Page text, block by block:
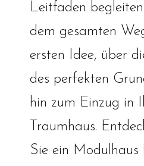
Leitfaden
dem gesamten
ersten Idee, über
des perfekten
hin zum Einzug in
Traumhaus.
Sie ein Modulhaus